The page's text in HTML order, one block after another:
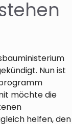
Nun ist
möchte die
helfen, den